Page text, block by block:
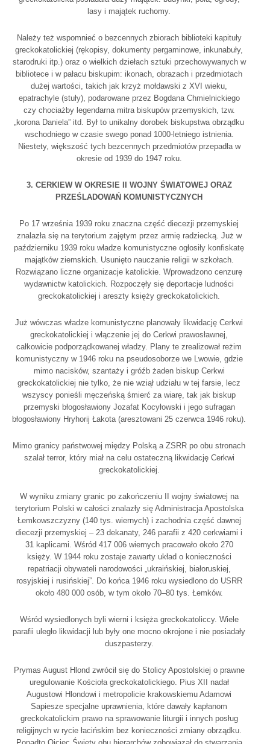
lasy i majątek ruchomy.
Należy też wspomnieć o bezcennych zbiorach biblioteki kapituły
greckokatolickiej (rękopisy, dokumenty pergaminowe, inkunabuły,
starodruki itp.) oraz o wielkich dziełach sztuki przechowywanych w
bibliotece i w pałacu biskupim: ikonach, obrazach i przedmiotach
dużej wartości, takich jak krzyż mołdawski z XVI wieku,
epatrachyle (stuły), podarowane przez Bogdana Chmielnickiego
czy chociażby legendarna mitra biskupów przemyskich, tzw.
„korona Daniela” itd. Był to unikalny dorobek biskupstwa obrządku
wschodniego w czasie swego ponad 1000-letniego istnienia.
Niestety, większość tych bezcennych przedmiotów przepadła w
okresie od 1939 do 1947 roku.
3. CERKIEW W OKRESIE II WOJNY ŚWIATOWEJ ORAZ
PRZEŚLADOWAŃ KOMUNISTYCZNYCH
Po 17 września 1939 roku znaczna część diecezji przemyskiej
znalazła się na terytorium zajętym przez armię radziecką. Już w
październiku 1939 roku władze komunistyczne ogłosiły konfiskatę
majątków ziemskich. Usunięto nauczanie religii w szkołach.
Rozwiązano liczne organizacje katolickie. Wprowadzono cenzurę
wydawnictw katolickich. Rozpoczęły się deportacje ludności
greckokatolickiej i areszty księży greckokatolickich.
Już wówczas władze komunistyczne planowały likwidację Cerkwi
greckokatolickiej i włączenie jej do Cerkwi prawosławnej,
całkowicie podporządkowanej władzy. Plany te zrealizował reżim
komunistyczny w 1946 roku na pseudosoborze we Lwowie, gdzie
mimo nacisków, szantaży i gróźb żaden biskup Cerkwi
greckokatolickiej nie tylko, że nie wziął udziału w tej farsie, lecz
wszyscy ponieśli męczeńską śmierć za wiarę, tak jak biskup
przemyski błogosławiony Jozafat Kocyłowski i jego sufragan
błogosławiony Hryhorij Łakota (aresztowani 25 czerwca 1946 roku).
Mimo granicy państwowej między Polską a ZSRR po obu stronach
szalał terror, który miał na celu ostateczną likwidację Cerkwi
greckokatolickiej.
W wyniku zmiany granic po zakończeniu II wojny światowej na
terytorium Polski w całości znalazły się Administracja Apostolska
Łemkowszczyzny (140 tys. wiernych) i zachodnia część dawnej
diecezji przemyskiej – 23 dekanaty, 246 parafii z 420 cerkwiami i
31 kaplicami. Wśród 417 006 wiernych pracowało około 270
księży. W 1944 roku zostaje zawarty układ o konieczności
repatriacji obywateli narodowości „ukraińskiej, białoruskiej,
rosyjskiej i rusińskiej”. Do końca 1946 roku wysiedlono do USRR
około 480 000 osób, w tym około 70–80 tys. Łemków.
Wśród wysiedlonych byli wierni i księża greckokatoliccy. Wiele
parafii uległo likwidacji lub były one mocno okrojone i nie posiadały
duszpasterzy.
Prymas August Hlond zwrócił się do Stolicy Apostolskiej o prawne
uregulowanie Kościoła greckokatolickiego. Pius XII nadał
Augustowi Hlondowi i metropolicie krakowskiemu Adamowi
Sapiesze specjalne uprawnienia, które dawały kapłanom
greckokatolickim prawo na sprawowanie liturgii i innych posług
religijnych w rycie łacińskim bez konieczności zmiany obrządku.